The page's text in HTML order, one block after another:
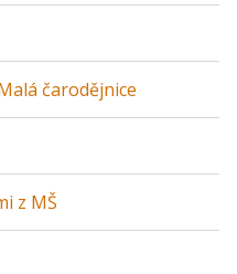
čarodějnice
z MŠ